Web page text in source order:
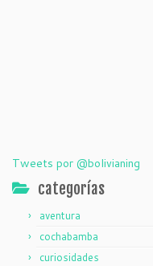
Tweets por @bolivianing
categorías
aventura
cochabamba
curiosidades